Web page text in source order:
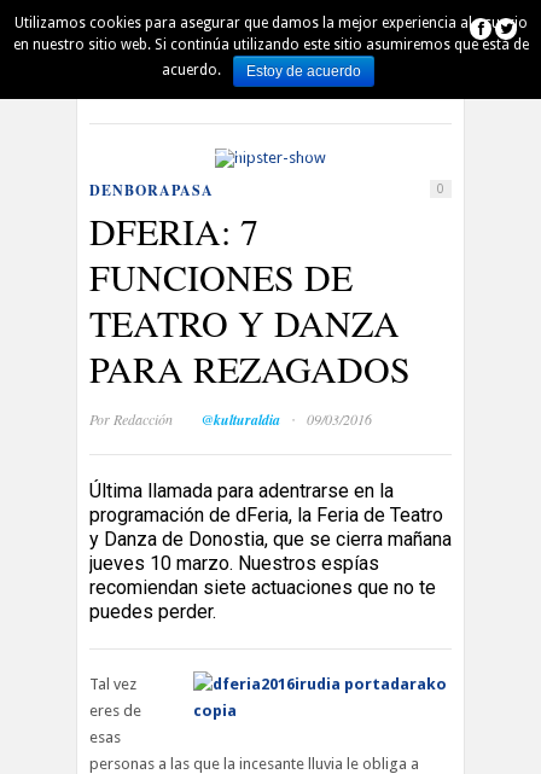
AUSKALO DENBORAPASA PINTXO
AGENDA MÚSICA
LECTURA
Español
DENBORAPASA 0
DFERIA: 7
FUNCIONES DE
TEATRO Y DANZA
PARA REZAGADOS
Por Redacción @kulturaldia · 09/03/2016
Última llamada para adentrarse en la
programación de dFeria, la Feria de Teatro
y Danza de Donostia, que se cierra mañana
jueves 10 marzo. Nuestros espías
recomiendan siete actuaciones que no te
puedes perder.
Tal vez
eres de
esas
personas a las que la incesante lluvia le obliga a
Utilizamos cookies para asegurar que damos la mejor experiencia al usuario
en nuestro sitio web. Si continúa utilizando este sitio asumiremos que está de
acuerdo.
Estoy de acuerdo